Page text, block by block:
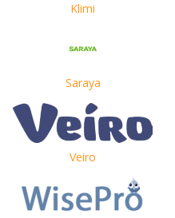
Klimi
Saraya
Veiro